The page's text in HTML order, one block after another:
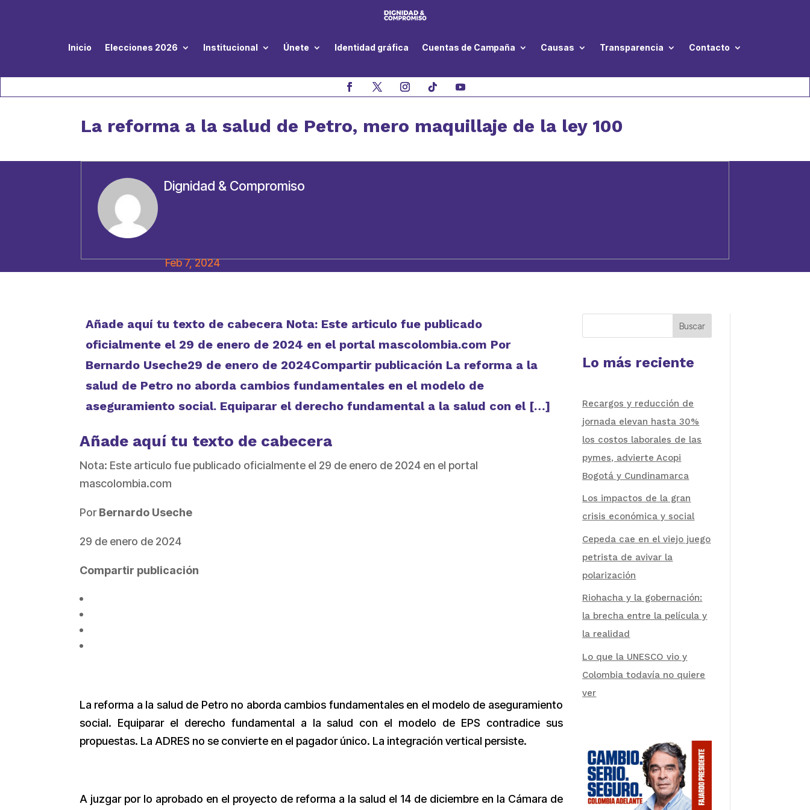
Inicio Elecciones 2026 Institucional Únete Identidad gráfica Cuentas de Campaña Causas Transparencia Contacto
La reforma a la salud de Petro, mero maquillaje de la ley 100
Dignidad & Compromiso
Feb 7, 2024
Añade aquí tu texto de cabecera Nota: Este articulo fue publicado
oficialmente el 29 de enero de 2024 en el portal mascolombia.com Por
Bernardo Useche29 de enero de 2024Compartir publicación La reforma a la
salud de Petro no aborda cambios fundamentales en el modelo de
aseguramiento social. Equiparar el derecho fundamental a la salud con el […]
Añade aquí tu texto de cabecera
Nota: Este articulo fue publicado oficialmente el 29 de enero de 2024 en el portal
mascolombia.com
PorBernardo Useche
29 de enero de 2024
Compartir publicación
La reforma a la salud de Petro no aborda cambios fundamentales en el modelo de aseguramiento
social. Equiparar el derecho fundamental a la salud con el modelo de EPS contradice sus
propuestas. La ADRES no se convierte en el pagador único. La integración vertical persiste.
A juzgar por lo aprobado en el proyecto de reforma a la salud el 14 de diciembre en la Cámara de
Buscar
Lo más reciente
Recargos y reducción de
jornada elevan hasta 30%
los costos laborales de las
pymes, advierte Acopi
Bogotá y Cundinamarca
Los impactos de la gran
crisis económica y social
Cepeda cae en el viejo juego
petrista de avivar la
polarización
Riohacha y la gobernación:
la brecha entre la película y
la realidad
Lo que la UNESCO vio y
Colombia todavía no quiere
ver